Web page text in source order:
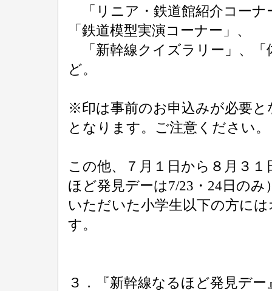
「リニア・鉄道館紹介コーナ
「鉄道模型実演コーナー」、
「新幹線クイズラリー」、「
ど。
※印は事前のお申込みが必要
となります。ご注意ください。
この他、７月１日から８月３
ほど発見デーは7/23・24日の
いただいた小学生以下の方に
す。
３．『新幹線なるほど発見デー